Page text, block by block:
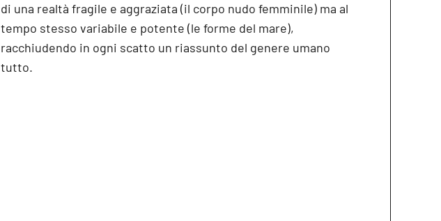
di una realtà fragile e aggraziata (il corpo nudo femminile) ma al
tempo stesso variabile e potente (le forme del mare),
racchiudendo in ogni scatto un riassunto del genere umano
tutto.